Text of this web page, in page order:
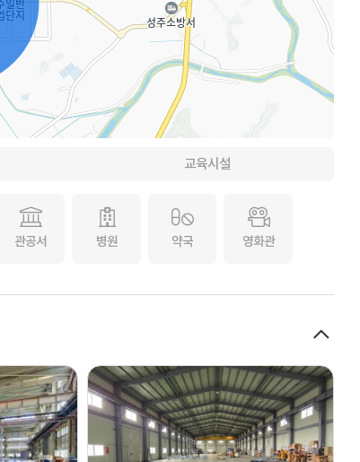
교육시설
관공서 병원 약국 영화관